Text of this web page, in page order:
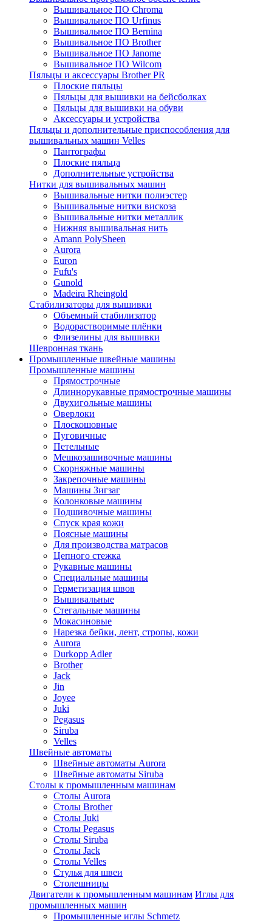
Вышивальное ПО Chroma
Вышивальное ПО Urfinus
Вышивальное ПО Bernina
Вышивальное ПО Brother
Вышивальное ПО Janome
Вышивальное ПО Wilcom
Пяльцы и аксессуары Brother PR
Плоские пяльцы
Пяльцы для вышивки на бейсболках
Пяльцы для вышивки на обуви
Аксессуары и устройства
Пяльцы и дополнительные приспособления для
вышивальных машин Velles
Пантографы
Плоские пяльца
Дополнительные устройства
Нитки для вышивальных машин
Вышивальные нитки полиэстер
Вышивальные нитки вискоза
Вышивальные нитки металлик
Нижняя вышивальная нить
Amann PolySheen
Aurora
Euron
Fufu's
Gunold
Madeira Rheingold
Стабилизаторы для вышивки
Объемный стабилизатор
Водорастворимые плёнки
Флизелины для вышивки
Шевронная ткань
Промышленные швейные машины
Промышленные машины
Прямострочные
Длиннорукавные прямострочные машины
Двухигольные машины
Оверлоки
Плоскошовные
Пуговичные
Петельные
Мешкозашивочные машины
Скорняжные машины
Закрепочные машины
Машины Зигзаг
Колонковые машины
Подшивочные машины
Спуск края кожи
Поясные машины
Для производства матрасов
Цепного стежка
Рукавные машины
Специальные машины
Герметизация швов
Вышивальные
Стегальные машины
Мокасиновые
Нарезка бейки, лент, стропы, кожи
Aurora
Durkopp Adler
Brother
Jack
Jin
Joyee
Juki
Pegasus
Siruba
Velles
Швейные автоматы
Швейные автоматы Aurora
Швейные автоматы Siruba
Столы к промышленным машинам
Столы Aurora
Столы Brother
Столы Juki
Столы Pegasus
Столы Siruba
Столы Jack
Столы Velles
Стулья для швеи
Столешницы
Двигатели к промышленным машинам Иглы для
промышленных машин
Промышленные иглы Schmetz